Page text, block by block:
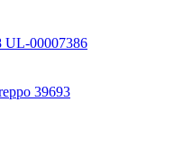
UL-00007386
39693